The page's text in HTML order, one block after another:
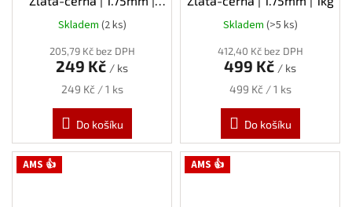
0,3kg
Skladem (2 ks)
205,79 Kč bez DPH
249 Kč / ks
Měrná
249 Kč / 1 ks
Do košíku
Skladem (>5 ks)
412,40 Kč bez DPH
499 Kč / ks
Měrná
499 Kč / 1 ks
Do košíku
AMS 👍 AMS 👍